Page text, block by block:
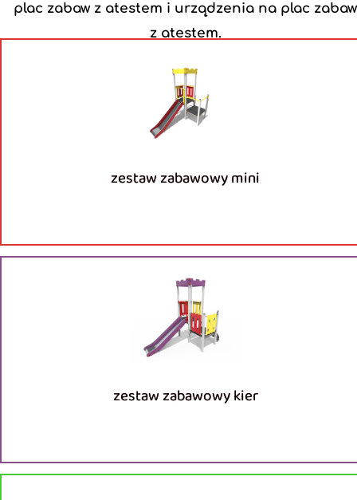
plac zabaw z atestem i urządzenia na plac zabaw
z atestem.
zestaw zabawowy mini
zestaw zabawowy kier